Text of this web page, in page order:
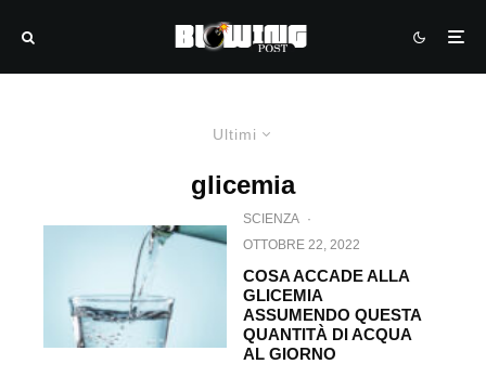
Ultimi
glicemia
SCIENZA ·
OTTOBRE 22, 2022
COSA ACCADE ALLA
GLICEMIA
ASSUMENDO QUESTA
QUANTITÀ DI ACQUA
AL GIORNO